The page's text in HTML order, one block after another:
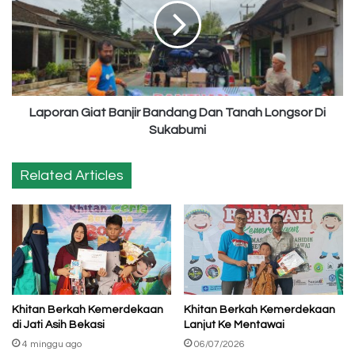
Bandang
Dan
Tanah
Longsor
Di
Sukabumi
Laporan Giat Banjir Bandang Dan Tanah Longsor Di
Sukabumi
Related Articles
Khitan Berkah Kemerdekaan
di Jati Asih Bekasi
4 minggu ago
Khitan Berkah Kemerdekaan
Lanjut Ke Mentawai
06/07/2026